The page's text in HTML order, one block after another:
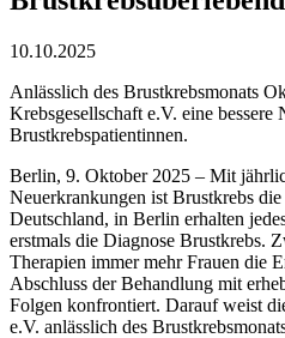
10.10.2025
Anlässlich des Brustkrebsmonats
Krebsgesellschaft e.V. eine bessere
Brustkrebspatientinnen.
Berlin, 9. Oktober 2025 – Mit
Neuerkrankungen ist Brustkrebs
Deutschland, in Berlin erhalten
erstmals die Diagnose Brustkrebs.
Therapien immer mehr Frauen die
Abschluss der Behandlung mit
Folgen konfrontiert. Darauf weist
e.V. anlässlich des